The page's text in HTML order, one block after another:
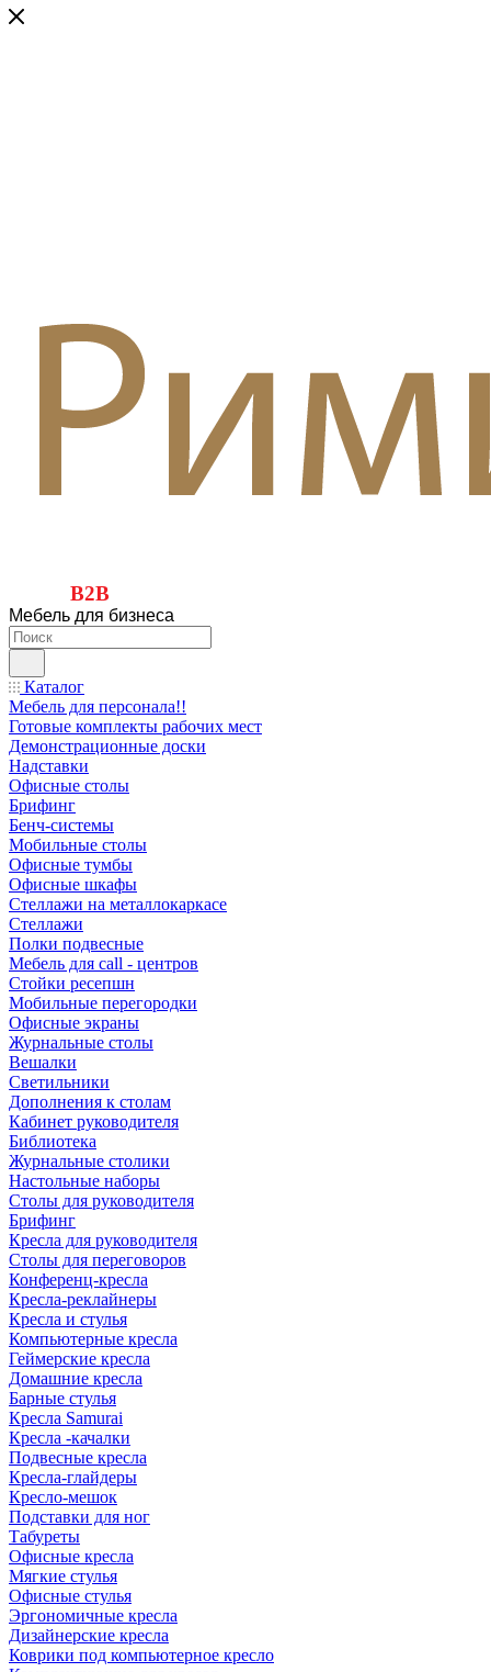
B2B
Мебель для бизнеса
Каталог
Мебель для персонала!!
Готовые комплекты рабочих мест
Демонстрационные доски
Надставки
Офисные столы
Брифинг
Бенч-системы
Мобильные столы
Офисные тумбы
Офисные шкафы
Стеллажи на металлокаркасе
Стеллажи
Полки подвесные
Мебель для call - центров
Стойки ресепшн
Мобильные перегородки
Офисные экраны
Журнальные столы
Вешалки
Светильники
Дополнения к столам
Кабинет руководителя
Библиотека
Журнальные столики
Настольные наборы
Столы для руководителя
Брифинг
Кресла для руководителя
Столы для переговоров
Конференц-кресла
Кресла-реклайнеры
Кресла и стулья
Компьютерные кресла
Геймерские кресла
Домашние кресла
Барные стулья
Кресла Samurai
Кресла -качалки
Подвесные кресла
Кресла-глайдеры
Кресло-мешок
Подставки для ног
Табуреты
Офисные кресла
Мягкие стулья
Офисные стулья
Эргономичные кресла
Дизайнерские кресла
Коврики под компьютерное кресло